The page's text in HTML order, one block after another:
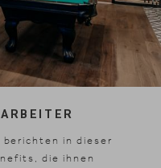
in dieser
die ihnen